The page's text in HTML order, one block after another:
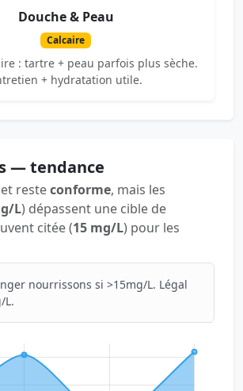
Douche & Peau
Calcaire
: tartre + peau parfois plus sèche.
+ hydratation utile.
— tendance
resteconforme, mais les
L) dépassent une cible de
citée (15 mg/L) pour les
nourrissons si >15mg/L. Légal
L.